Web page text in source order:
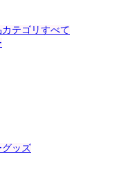
テゴリすべて
グッズ